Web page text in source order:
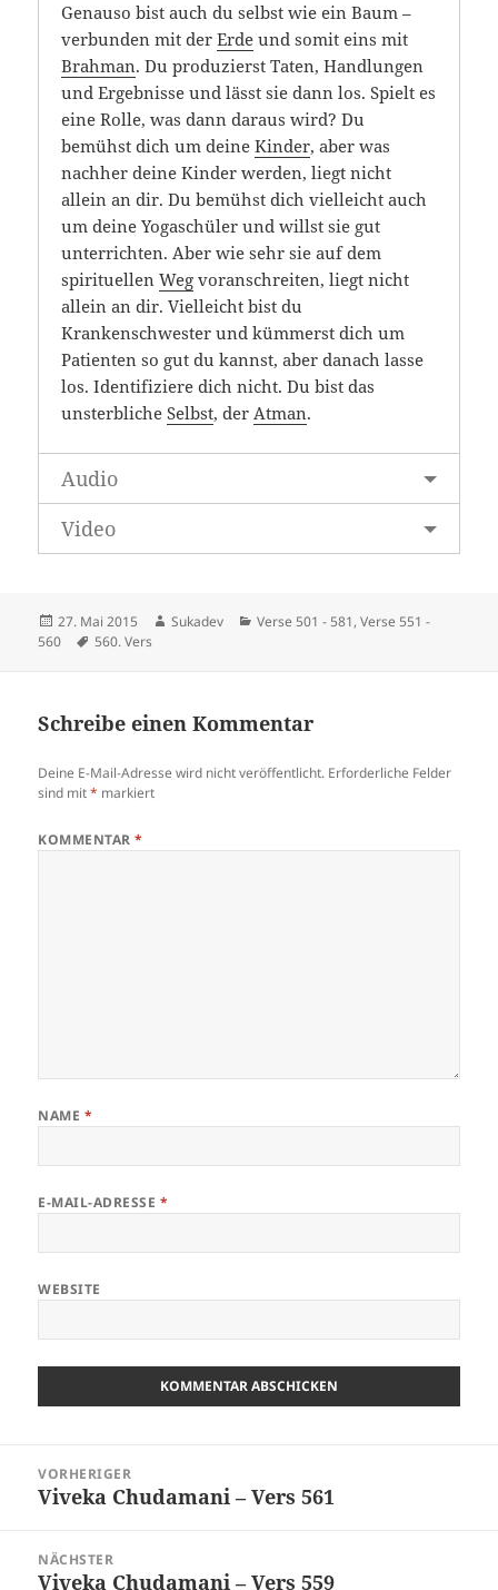
Genauso bist auch du selbst wie ein Baum –
verbunden mit derErde und somit eins mit
Brahman. Du produzierst Taten, Handlungen
und Ergebnisse und lässt sie dann los. Spielt es
eine Rolle, was dann daraus wird? Du
bemühst dich um deineKinder, aber was
nachher deine Kinder werden, liegt nicht
allein an dir. Du bemühst dich vielleicht auch
um deine Yogaschüler und willst sie gut
unterrichten. Aber wie sehr sie auf dem
spirituellenWeg voranschreiten, liegt nicht
allein an dir. Vielleicht bist du
Krankenschwester und kümmerst dich um
Patienten so gut du kannst, aber danach lasse
los. Identifiziere dich nicht. Du bist das
unsterblicheSelbst, derAtman.
Audio
Video
Veröffentlicht
am
27. Mai 2015 Autor
Sukadev Kategorien
Verse 501 - 581,Verse 551 -
560
Schlagwörter
560. Vers
Schreibe einen Kommentar
Deine E-Mail-Adresse wird nicht veröffentlicht. Erforderliche Felder
sind mit* markiert
KOMMENTAR*
NAME *
E-MAIL-ADRESSE *
WEBSITE
VORHERIGER
Vorheriger
Viveka Chudamani – Vers 561
NÄCHSTER
Nächster
Viveka Chudamani – Vers 559